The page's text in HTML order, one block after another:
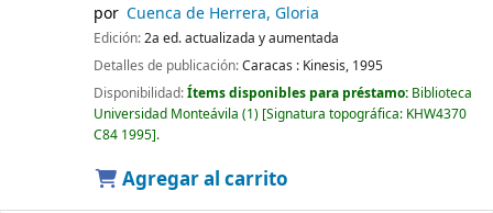
por Cuenca de Herrera, Gloria
Edición:2a ed. actualizada y aumentada
Detalles de publicación:Caracas : Kinesis, 1995
Disponibilidad:Ítems disponibles para préstamo: Biblioteca
Universidad Monteávila (1) Signatura topográfica: KHW4370
C84 1995 .
Agregar al carrito